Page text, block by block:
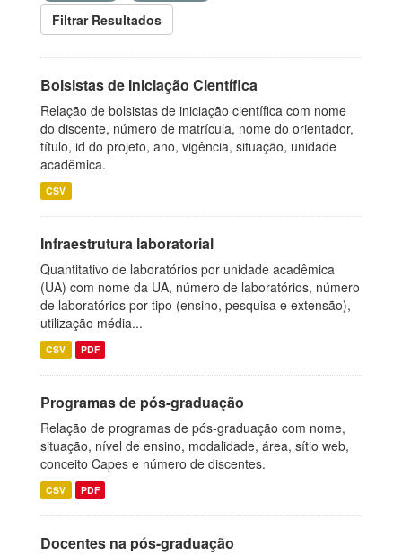
Filtrar Resultados
Bolsistas de Iniciação Científica
Relação de bolsistas de iniciação científica com nome
do discente, número de matrícula, nome do orientador,
título, id do projeto, ano, vigência, situação, unidade
acadêmica.
CSV
Infraestrutura laboratorial
Quantitativo de laboratórios por unidade acadêmica
(UA) com nome da UA, número de laboratórios, número
de laboratórios por tipo (ensino, pesquisa e extensão),
utilização média...
CSV PDF
Programas de pós-graduação
Relação de programas de pós-graduação com nome,
situação, nível de ensino, modalidade, área, sítio web,
conceito Capes e número de discentes.
CSV PDF
Docentes na pós-graduação